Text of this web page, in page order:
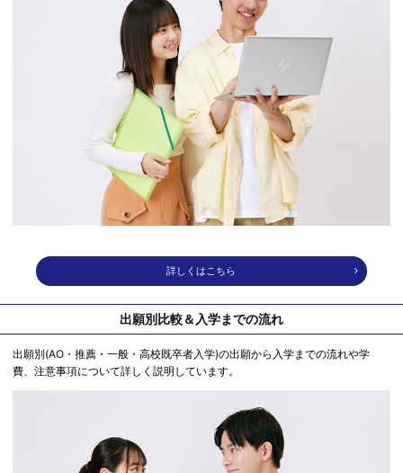
詳しくはこちら
出願別比較＆入学までの流れ
出願別(AO・推薦・一般・高校既卒者入学)の出願から入学までの流れや学
費、注意事項について詳しく説明しています。